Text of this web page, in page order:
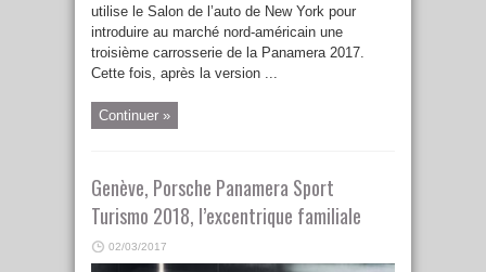
utilise le Salon de l’auto de New York pour
introduire au marché nord-américain une
troisième carrosserie de la Panamera 2017.
Cette fois, après la version ...
Continuer »
Genève, Porsche Panamera Sport
Turismo 2018, l’excentrique familiale
02/03/2017